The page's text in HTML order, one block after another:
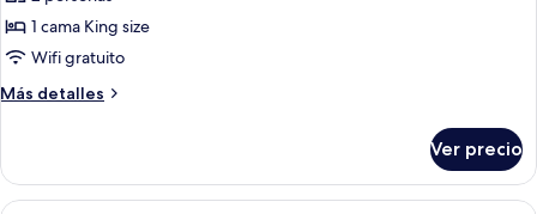
de
Habitación
ejecutiva
(Scent
Saigon's
Night,
1 cama King size
Wifi gratuito
Más detalles
Más
ejecutiva
(Scent
Ver precio
Habitación de hotel con dos camas,